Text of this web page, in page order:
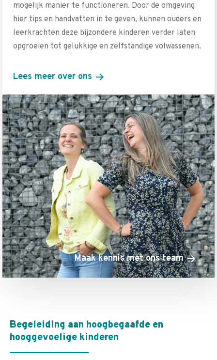
mogelijk manier te functioneren. Door de omgeving
hier tips en handvatten in te geven, kunnen ouders en
leerkrachten deze bijzondere kinderen verder laten
opgroeien tot gelukkige en zelfstandige volwassenen.
Lees meer over ons
Maak kennis met ons team
Begeleiding aan hoogbegaafde en
hooggevoelige kinderen